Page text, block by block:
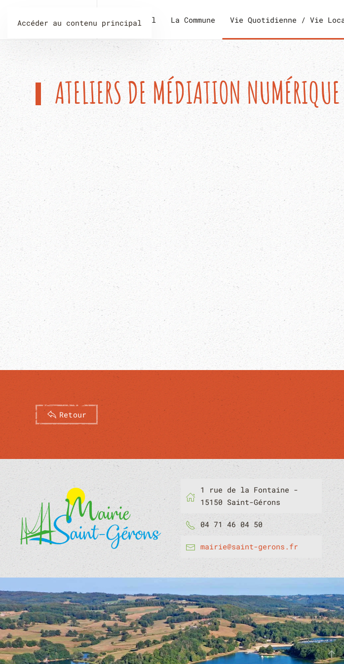
Accéder au contenu principal
Accueil La Commune Vie Quotidienne / Vie
ATELIERS DE MÉDIATION NUMÉRIQUE
Retour
1 rue de la Fontaine -
15150 Saint-Gérons
04 71 46 04 50
mairie@saint-gerons.fr